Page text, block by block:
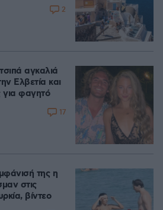
2
αγκαλιά
Ελβετία και
για φαγητό
17
της η
στις
βίντεο